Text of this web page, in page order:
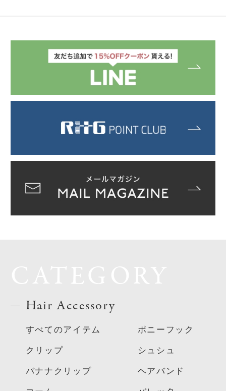
Hair Accessory
すべてのアイテム
クリップ
バナナクリップ
ポニーフック
シュシュ
ヘアバンド